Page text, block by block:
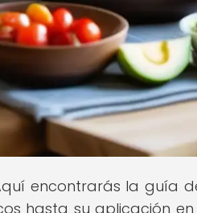
encontrarás la guía
hasta su aplicación